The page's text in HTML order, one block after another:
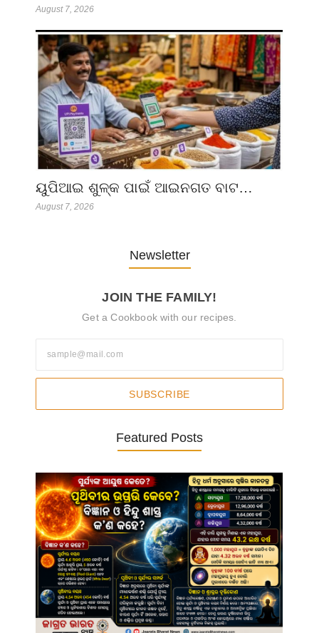
August 7, 2026
ୟୁପିଆଇ ଶୁଳ୍କ ପାଇଁ ଆଇନଗତ ବାଟ…
August 7, 2026
Newsletter
JOIN THE FAMILY!
Get a Cookbook with our recipes.
SUBSCRIBE
Featured Posts